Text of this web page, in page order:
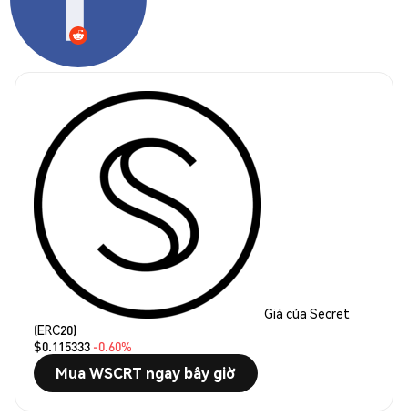
Giá của Secret
(ERC20)
$0.115333 -0.60%
Mua WSCRT ngay bây giờ